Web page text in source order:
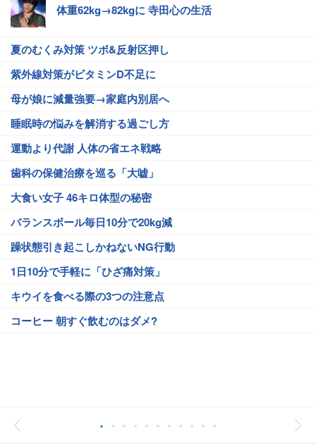
体重62kg→82kgに 寺田心の生活
夏のむくみ対策 ツボ&反射区押し
紫外線対策がビタミンD不足に
母が娘に減量強要→家庭内別居へ
睡眠時の悩みを解消する過ごし方
運動より代謝 人体の省エネ戦略
歯科の保健治療を巡る「大嘘」
大食い女子 46キロ体型の秘密
バランスボール毎日10分で20kg減
躁状態引き起こしかねないNG行動
1日10分で手軽に「ひざ痛対策」
キウイを食べる際の3つの注意点
コーヒー 朝すぐ飲むのはダメ?